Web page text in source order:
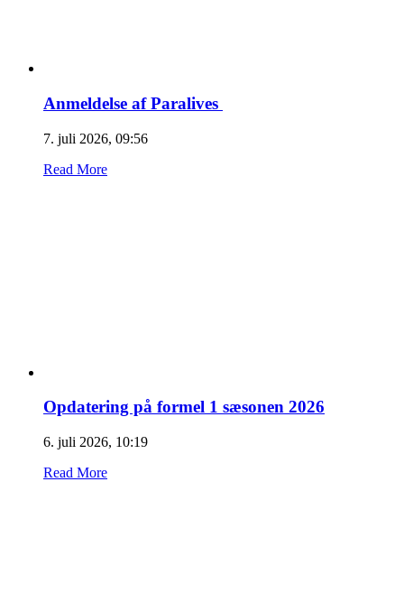
Anmeldelse af Paralives
7. juli 2026, 09:56
Read More
Opdatering på formel 1 sæsonen 2026
6. juli 2026, 10:19
Read More